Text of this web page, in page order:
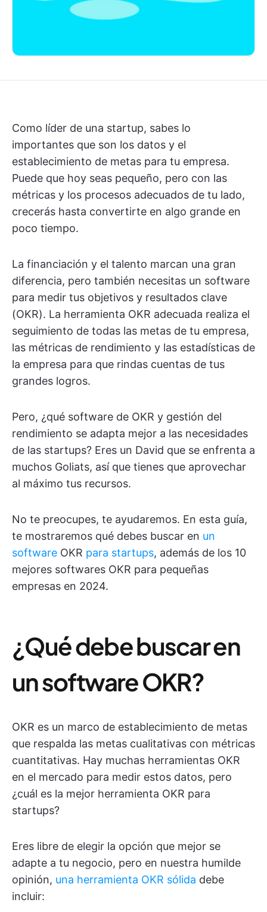
Como líder de una startup, sabes lo
importantes que son los datos y el
establecimiento de metas para tu empresa.
Puede que hoy seas pequeño, pero con las
métricas y los procesos adecuados de tu lado,
crecerás hasta convertirte en algo grande en
poco tiempo.
La financiación y el talento marcan una gran
diferencia, pero también necesitas un software
para medir tus objetivos y resultados clave
(OKR). La herramienta OKR adecuada realiza el
seguimiento de todas las metas de tu empresa,
las métricas de rendimiento y las estadísticas de
la empresa para que rindas cuentas de tus
grandes logros.
Pero, ¿qué software de OKR y gestión del
rendimiento se adapta mejor a las necesidades
de las startups? Eres un David que se enfrenta a
muchos Goliats, así que tienes que aprovechar
al máximo tus recursos.
No te preocupes, te ayudaremos. En esta guía,
te mostraremos qué debes buscar en un
software OKR para startups, además de los 10
mejores softwares OKR para pequeñas
empresas en 2024.
¿Qué debe buscar en
un software OKR?
OKR es un marco de establecimiento de metas
que respalda las metas cualitativas con métricas
cuantitativas. Hay muchas herramientas OKR
en el mercado para medir estos datos, pero
¿cuál es la mejor herramienta OKR para
startups?
Eres libre de elegir la opción que mejor se
adapte a tu negocio, pero en nuestra humilde
opinión, una herramienta OKR sólida debe
incluir: